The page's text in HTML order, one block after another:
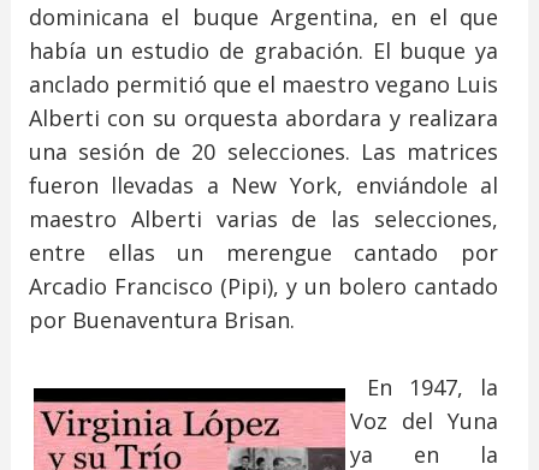
dominicana el buque Argentina, en el que
había un estudio de grabación. El buque ya
anclado permitió que el maestro vegano Luis
Alberti con su orquesta abordara y realizara
una sesión de 20 selecciones. Las matrices
fueron llevadas a New York, enviándole al
maestro Alberti varias de las selecciones,
entre ellas un merengue cantado por
Arcadio Francisco (Pipi), y un bolero cantado
por Buenaventura Brisan.
En 1947, la
Voz del Yuna
ya en la